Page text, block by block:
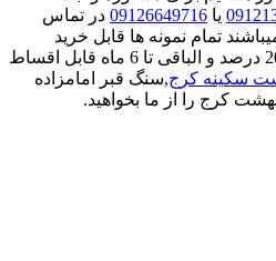
یا 09126649716 در تماس
تمام نمونه ها قابل خرید
اقساط فقط با پیش پرداخت 20 درصد و الباقی تا 6 ماه قابل اقساط
سکینه کرج,سنگ قبر امامزاده
کرج را از ما بخواهید.